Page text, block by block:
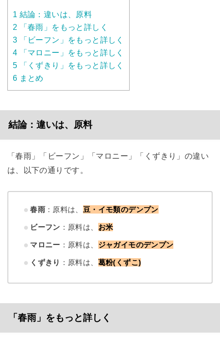
1 結論：違いは、原料
2 「春雨」をもっと詳しく
3 「ビーフン」をもっと詳しく
4 「マロニー」をもっと詳しく
5 「くずきり」をもっと詳しく
6 まとめ
結論：違いは、原料
「春雨」「ビーフン」「マロニー」「くずきり」の違い
は、以下の通りです。
春雨：原料は、 豆・イモ類のデンプン
ビーフン ：原料は、 お米
マロニー ：原料は、 ジャガイモのデンプン
くずきり ：原料は、 葛粉(くずこ)
「春雨」をもっと詳しく